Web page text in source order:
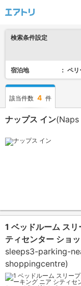
検索条件設定
宿泊地 ペリ
該当件数 4 件
ナップス イン(Naps
1 ベッドルーム ス
ティセンター ショ
sleeps3-parking-
shoppingcentre)